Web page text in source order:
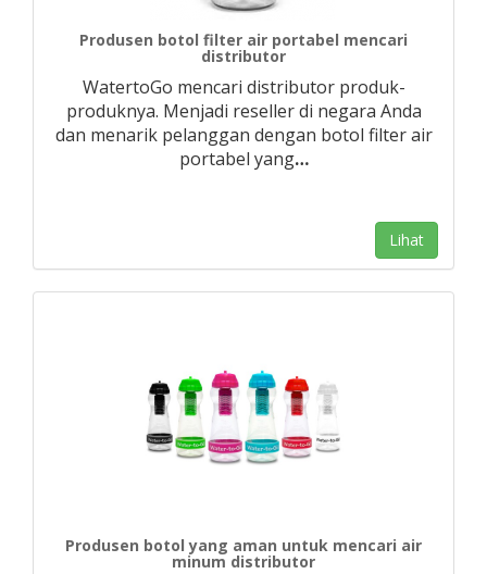
Produsen botol filter air portabel mencari
distributor
WatertoGo mencari distributor produk-
produknya. Menjadi reseller di negara Anda
dan menarik pelanggan dengan botol filter air
portabel yang…
Lihat
Produsen botol yang aman untuk mencari air
minum distributor